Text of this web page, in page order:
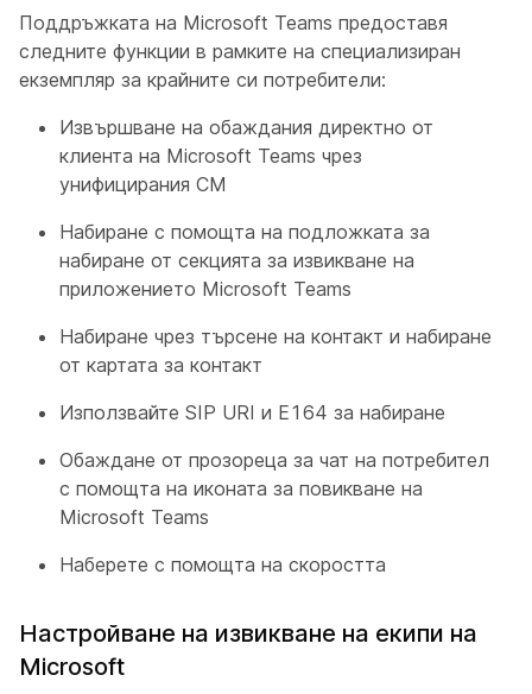
Поддръжката на Microsoft Teams предоставя
следните функции в рамките на специализиран
екземпляр за крайните си потребители:
Извършване на обаждания директно от
клиента на Microsoft Teams чрез
унифицирания CM
Набиране с помощта на подложката за
набиране от секцията за извикване на
приложението Microsoft Teams
Набиране чрез търсене на контакт и набиране
от картата за контакт
Използвайте SIP URI и E164 за набиране
Обаждане от прозореца за чат на потребител
с помощта на иконата за повикване на
Microsoft Teams
Наберете с помощта на скоростта
Настройване на извикване на екипи на
Microsoft